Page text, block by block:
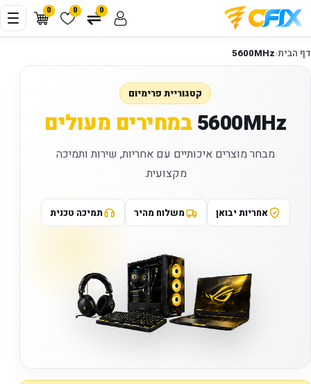
0 0 0
דף הבית‹
5600MHz
קטגוריית פרימיום
5600MHz במחירים מעולים
מבחר מוצרים איכותיים עם אחריות, שירות ותמיכה
מקצועית.
אחריות יבואן משלוח מהיר תמיכה טכנית